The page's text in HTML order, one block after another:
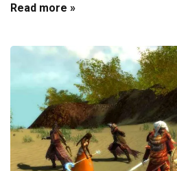
Read more »